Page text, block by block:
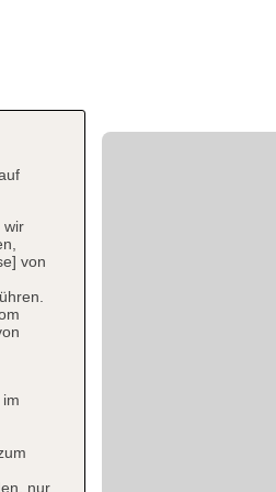
wir
von
nur